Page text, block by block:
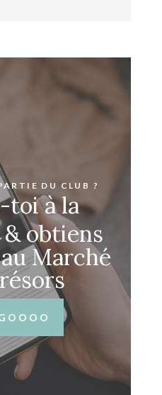
DU CLUB ?
toi à la
obtiens
Marché